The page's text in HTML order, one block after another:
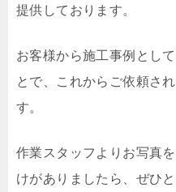
提供しております。
お客様から施工事例とし
とで、これからご依頼さ
す。
作業スタッフよりお写真
けがありましたら、ぜひ